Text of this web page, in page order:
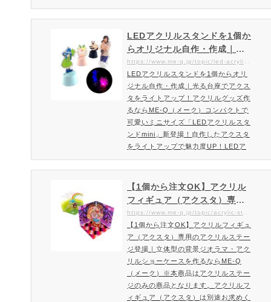
気のアクスタを1個から作成いただけ
ます。50mm〜100mmまで選べるサ
イズ展開｜台座付きのオリジナルアク
リルスタンド（アクスタ）お部屋やデ
スクに飾れるオリジナルアクリルスタ
ルグッズ。ME-Q（メーク）なら、…
LEDアクリルスタンドを1個か
らオリジナル自作・作成｜光
る台座でアクスタをライトア
ップ！アクリルグッズ作るな
らME-Q（メーク）
https://www.me-q.jp/topic/led-acrylic-stand-mini
LEDアクリルスタンドを1個からオリ
ジナル自作・作成｜光る台座でアクス
タをライトアップ！アクリルグッズ作
るならME-Q（メーク）コンパクトで
可愛いミニサイズ「LEDアクリルスタ
ンドmini」新登場！自作したアクスタ
をライトアップで魅力度UP！LEDア
クリルスタンドで個性的なアクリルグ
ッズを作ろう！！LEDアクリルスタン
ドは、LEDライトを組み込んだ台座
で、アクスタ（アクリルフィギュア）
をライトアップすることができます。
【1個から注文OK】アクリル
フィギュア（アクスタ）専用
のアクリルステージ登場｜立
体型の背景ジオラマ・アクリ
ルショーケースを作るならME
-Q（メーク）
https://www.me-q.jp/topic/acrylic-stage
【1個から注文OK】アクリルフィギュ
ア（アクスタ）専用のアクリルステー
ジ登場｜立体型の背景ジオラマ・アク
リルショーケースを作るならME-Q
（メーク）※本商品はアクリルステー
ジのみの商品となります。アクリルフ
ィギュア（アクスタ）は別途お求めく